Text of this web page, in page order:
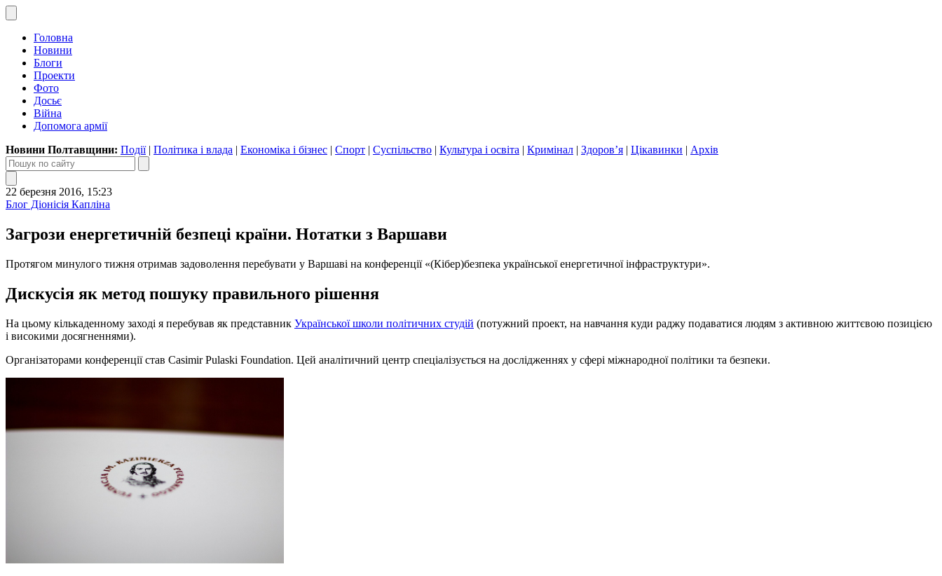
Головна
Новини
Блоги
Проекти
Фото
Досьє
Війна
Допомога армії
Новини Полтавщини: Події| Політика і влада | Економіка і бізнес | Спорт | Суспільство | Культура і освіта | Кримінал | Здоров’я | Цікавинки | Архів
22 березня 2016, 15:23
Блог Діонісія Капліна
Загрози енергетичній безпеці країни. Нотатки з Варшави
Протягом минулого тижня отримав задоволення перебувати у Варшаві на конференції «(Кібер)безпека української енергетичної інфраструктури».
Дискусія як метод пошуку правильного рішення
На цьому кількаденному заході я перебував як представник Української школи політичних студій (потужний проект, на навчання куди раджу подаватися людям з активною життєвою позицією
і високими досягненнями).
Організаторами конференції став Casimir Pulaski Foundation. Цей аналітичний центр спеціалізується на дослідженнях у сфері міжнародної політики та безпеки.